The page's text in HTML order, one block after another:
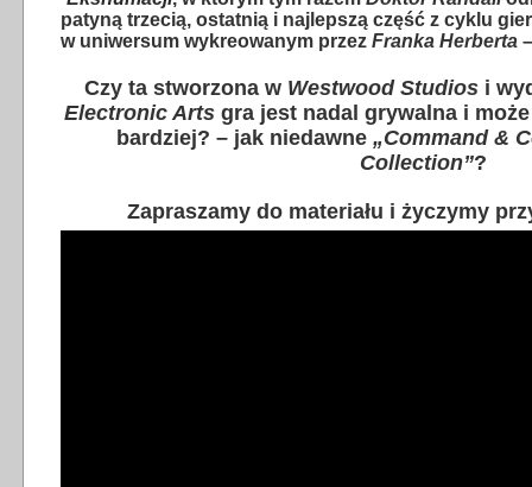
patyną trzecią, ostatnią i najlepszą część z cyklu
w uniwersum wykreowanym przez Franka Herberta
Czy ta stworzona w Westwood Studiosi
Electronic Arts gra jest nadal grywalna i
bardziej? – jak niedawne „Command &
Collection”?
Zapraszamy do materiału i życzymy